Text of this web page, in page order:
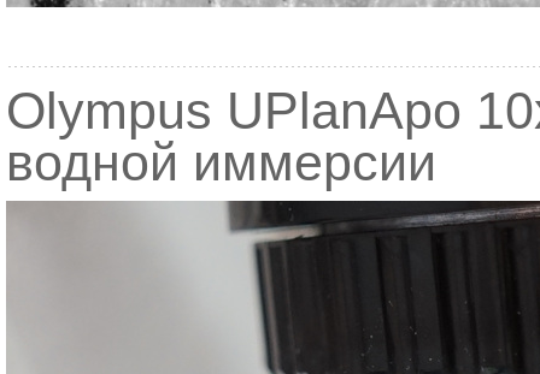
Olympus UPlanApo
водной иммерсии